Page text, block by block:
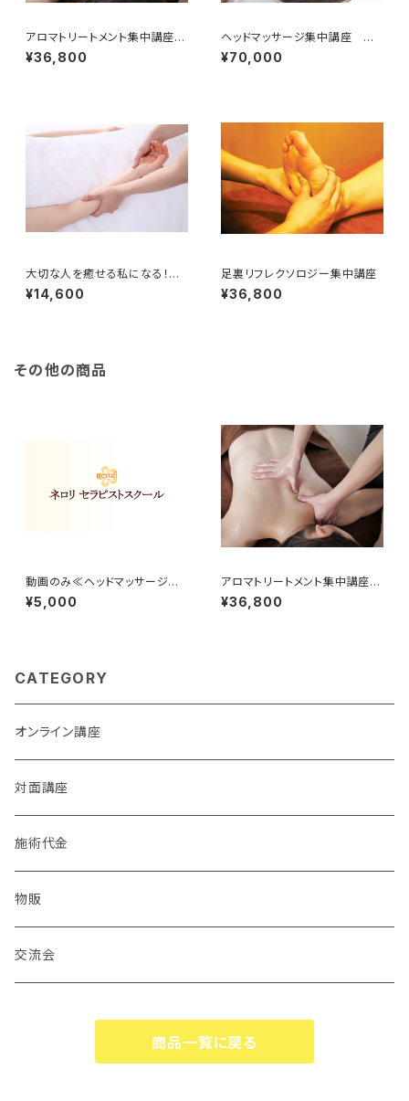
アロマトリートメント集中講座ベ
ーシック
¥36,800
ヘッドマッサージ集中講座 ベ
ーシック＆アドバンス
¥70,000
大切な人を癒せる私になる！ハ
ンド&ヘッド 2講座
¥14,600
足裏リフレクソロジー集中講座
¥36,800
その他の商品
動画のみ≪ヘッドマッサージ集
中講座≫
¥5,000
アロマトリートメント集中講座ベ
ーシック
¥36,800
CATEGORY
オンライン講座
対面講座
施術代金
物販
交流会
商品一覧に戻る